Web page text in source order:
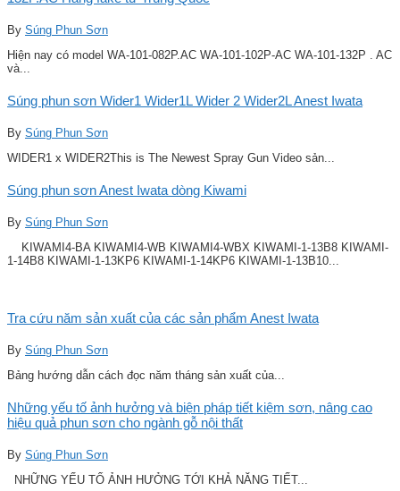
By Súng Phun Sơn
Hiện nay có model WA-101-082P.AC WA-101-102P-AC WA-101-132P . AC
và...
Súng phun sơn Wider1 Wider1L Wider 2 Wider2L Anest Iwata
By Súng Phun Sơn
WIDER1 x WIDER2This is The Newest Spray Gun Video sản...
Súng phun sơn Anest Iwata dòng Kiwami
By Súng Phun Sơn
KIWAMI4-BA KIWAMI4-WB KIWAMI4-WBX KIWAMI-1-13B8 KIWAMI-
1-14B8 KIWAMI-1-13KP6 KIWAMI-1-14KP6 KIWAMI-1-13B10...
Tra cứu năm sản xuất của các sản phẩm Anest Iwata
By Súng Phun Sơn
Bảng hướng dẫn cách đọc năm tháng sản xuất của...
Những yếu tố ảnh hưởng và biện pháp tiết kiệm sơn, nâng cao
hiệu quả phun sơn cho ngành gỗ nội thất
By Súng Phun Sơn
NHỮNG YẾU TỐ ẢNH HƯỞNG TỚI KHẢ NĂNG TIẾT...